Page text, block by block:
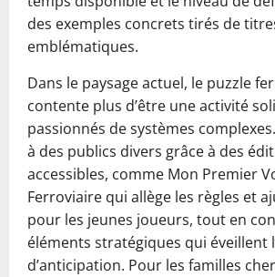
des exemples concrets tirés de
emblématiques.
Dans le paysage actuel, le puzzle
contente plus d’être une activité
passionnés de systèmes
à des publics divers grâce à des
accessibles, comme Mon Premier
Ferroviaire qui allège les règles et
pour les jeunes joueurs, tout en
éléments stratégiques qui éveillent
d’anticipation. Pour les familles